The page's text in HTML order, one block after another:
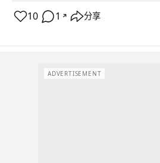
10 1 ↗ 分享
ADVERTISEMENT